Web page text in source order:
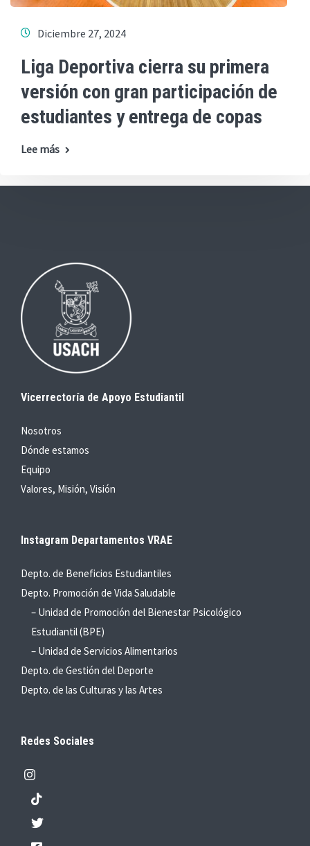
Diciembre 27, 2024
Liga Deportiva cierra su primera
versión con gran participación de
estudiantes y entrega de copas
Lee más
Vicerrectoría de Apoyo Estudiantil
Nosotros
Dónde estamos
Equipo
Valores, Misión, Visión
Instagram Departamentos VRAE
Depto. de Beneficios Estudiantiles
Depto. Promoción de Vida Saludable
– Unidad de Promoción del Bienestar Psicológico
Estudiantil (BPE)
– Unidad de Servicios Alimentarios
Depto. de Gestión del Deporte
Depto. de las Culturas y las Artes
Redes Sociales